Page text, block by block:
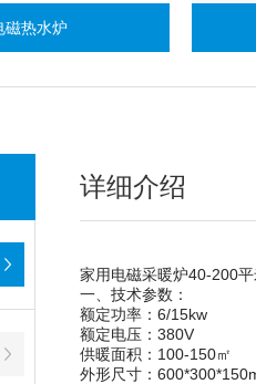
半
详细介绍
家用电磁采暖炉40-200
一、技术参数：
额定功率：6/15kw
额定电压：380V
供暖面积：100-150㎡
外形尺寸：